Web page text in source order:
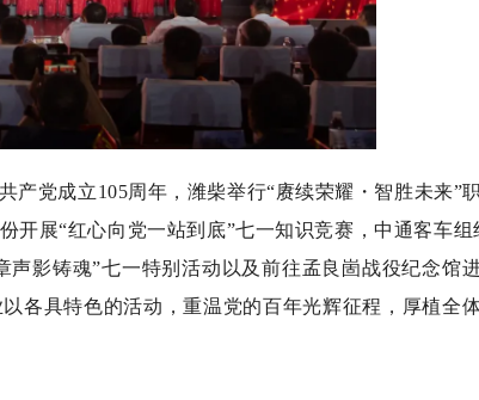
党成立105周年，潍柴举行“赓续荣耀・智胜未来”
开展“红心向党一站到底”七一知识竞赛，中通客车组
影铸魂”七一特别活动以及前往孟良崮战役纪念馆
各具特色的活动，重温党的百年光辉征程，厚植全